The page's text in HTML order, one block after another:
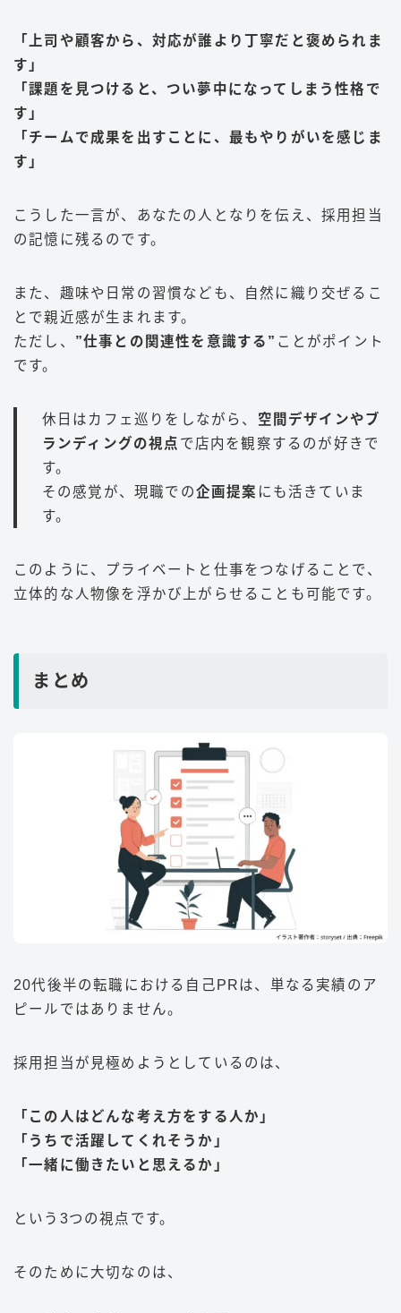
「上司や顧客から、対応が誰より丁寧だと褒められま
す」
「課題を見つけると、つい夢中になってしまう性格で
す」
「チームで成果を出すことに、最もやりがいを感じま
す」
こうした一言が、あなたの人となりを伝え、採用担当
の記憶に残るのです。
また、趣味や日常の習慣なども、自然に織り交ぜるこ
とで親近感が生まれます。
ただし、 ”仕事との関連性を意識する” ことがポイント
です。
休日はカフェ巡りをしながら、 空間デザインやブ
ランディングの視点 で店内を観察するのが好きで
す。
その感覚が、現職での企画提案 にも活きていま
す。
このように、プライベートと仕事をつなげることで、
立体的な人物像を浮かび上がらせることも可能です。
まとめ
20代後半の転職における自己PRは、単なる実績のア
ピールではありません。
採用担当が見極めようとしているのは、
「この人はどんな考え方をする人か」
「うちで活躍してくれそうか」
「一緒に働きたいと思えるか」
という3つの視点です。
そのために大切なのは、